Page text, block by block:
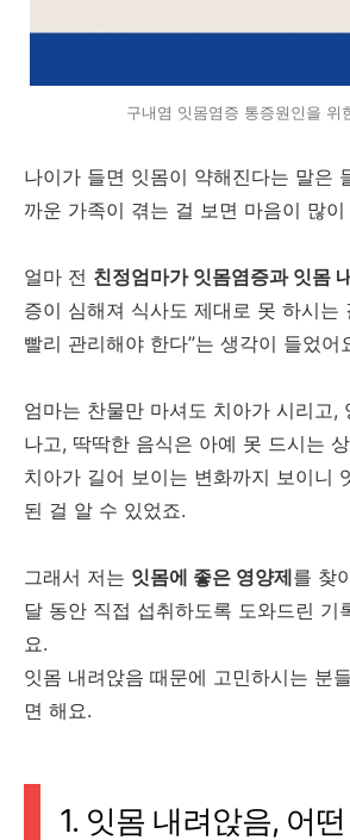
구내염 잇몸염증 통증원인을 위
나이가 들면 잇몸이 약해진다는 말은
까운 가족이 겪는 걸 보면 마음이 많
얼마 전 친정엄마가 잇몸염증과 잇몸
증이 심해져 식사도 제대로 못 하시는
빨리 관리해야 한다”는 생각이 들었어
엄마는 찬물만 마셔도 치아가 시리고,
나고, 딱딱한 음식은 아예 못 드시는
치아가 길어 보이는 변화까지 보이니
된 걸 알 수 있었죠.
그래서 저는 잇몸에 좋은 영양제를 찾
달 동안 직접 섭취하도록 도와드린 기
요.
잇몸 내려앉음 때문에 고민하시는 분
면 해요.
1. 잇몸 내려앉음, 어